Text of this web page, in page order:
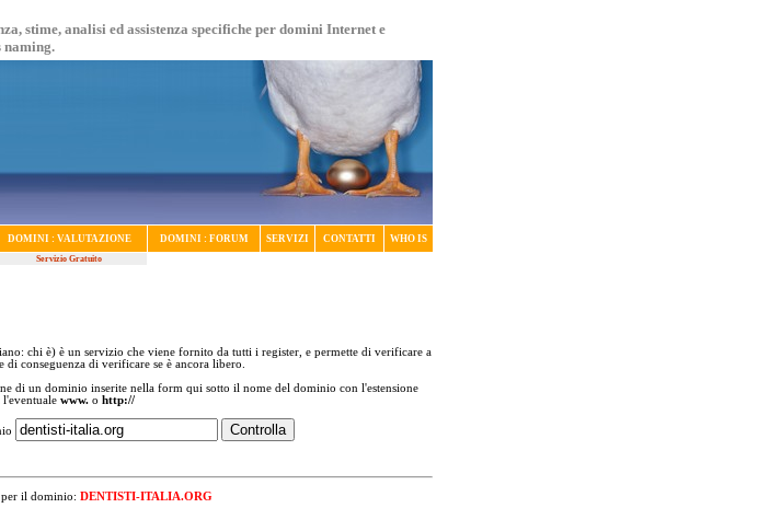
stime, analisi ed assistenza specifiche per domini Internet e
naming.
DOMINI : VALUTAZIONE DOMINI : FORUM SERVIZI CONTATTI WHO IS
Servizio Gratuito
chi è) è un servizio che viene fornito da tutti i register, e permette di verificare a
di conseguenza di verificare se è ancora libero.
di un dominio inserite nella form qui sotto il nome del dominio con l'estensione
l'eventuale www. o http://
per il dominio: DENTISTI-ITALIA.ORG